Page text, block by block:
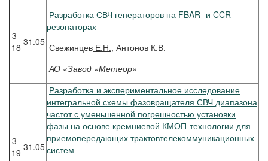
3-
18 31.05
Разработка СВЧ генераторов на FBAR- и CCR-
резонаторах
Свежинцев Е.Н., Антонов К.В.
АО «Завод «Метеор»
3-
19 31.05
Разработка и экспериментальное исследование
интегральной схемы фазовращателя СВЧ диапазона
частот с уменьшенной погрешностью установки
фазы на основе кремниевой КМОП-технологии для
приемопередающих трактовтелекоммуникационных
систем